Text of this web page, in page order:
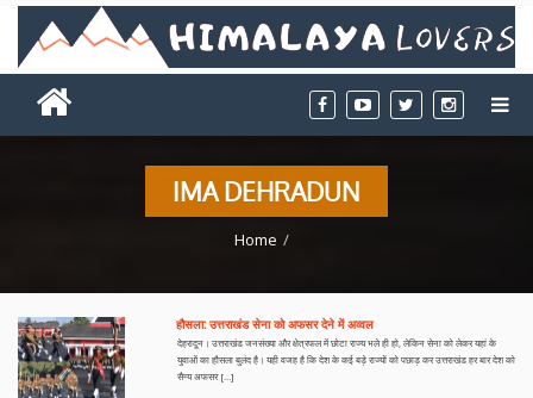
IMA DEHRADUN
Home
हौसला: उत्तराखंड सेना को अफसर देने में अव्वल
देहरादून। उत्तराखंड जनसंख्या और क्षेत्रफल में छोटा राज्य भले ही हो, लेकिन सेना को लेकर यहां के
युवाओं का हौसला बुलंद है। यही वजह है कि देश के कई बड़े राज्यों को पछाड़ कर उत्तराखंड हर बार देश को
सैन्य अफसर […]